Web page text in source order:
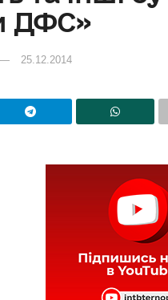
ДФС»
25.12.2014